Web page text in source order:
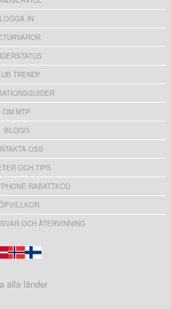
LOGGA IN
TRENDY
OM MTP
BLOGG
OSS
OCH TIPS
RABATTKOD
OCH ÅTERVINNING
alla länder